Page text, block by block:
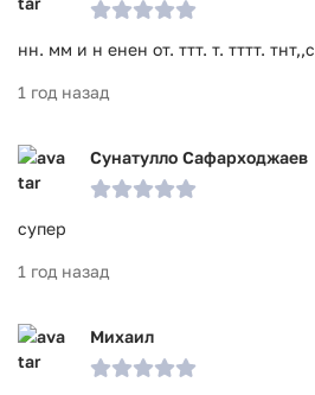
нн. мм и н енен от. ттт. т. тттт. тнт,,с
1 год назад
Сунатулло Сафарходжаев
супер
1 год назад
Михаил